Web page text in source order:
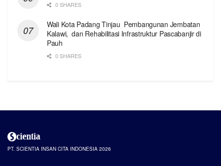
0 SHARES
Wali Kota Padang Tinjau Pembangunan Jembatan
Kalawi, dan Rehabilitasi Infrastruktur Pascabanjir di
Pauh
0 SHARES
PT. SCIENTIA INSAN CITA INDONESIA 2026